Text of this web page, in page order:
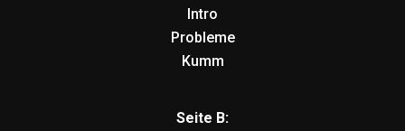
Intro
Probleme
Kumm
Seite B: